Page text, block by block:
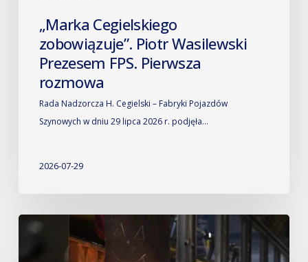
„Marka Cegielskiego
zobowiązuje”. Piotr Wasilewski
Prezesem FPS. Pierwsza
rozmowa
Rada Nadzorcza H. Cegielski – Fabryki Pojazdów
Szynowych w dniu 29 lipca 2026 r. podjęła…
2026-07-29